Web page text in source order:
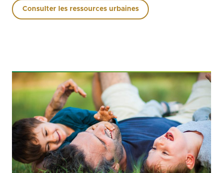
Consulter les ressources urbaines